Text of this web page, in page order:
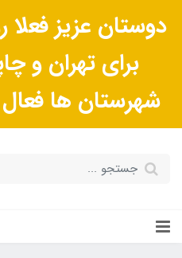
دوستان عزیز
برای تهران و
شهرستان ها